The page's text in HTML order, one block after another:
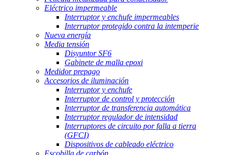
Eléctrico impermeable
Interruptor y enchufe impermeables
Interruptor protegido contra la intemperie
Nueva energía
Media tensión
Disyuntor SF6
Gabinete de malla epoxi
Medidor prepago
Accesorios de iluminación
Interruptor y enchufe
Interruptor de control y protección
Interruptor de transferencia automática
Interruptor regulador de intensidad
Interruptores de circuito por falla a tierra
(GFCI)
Dispositivos de cableado eléctrico